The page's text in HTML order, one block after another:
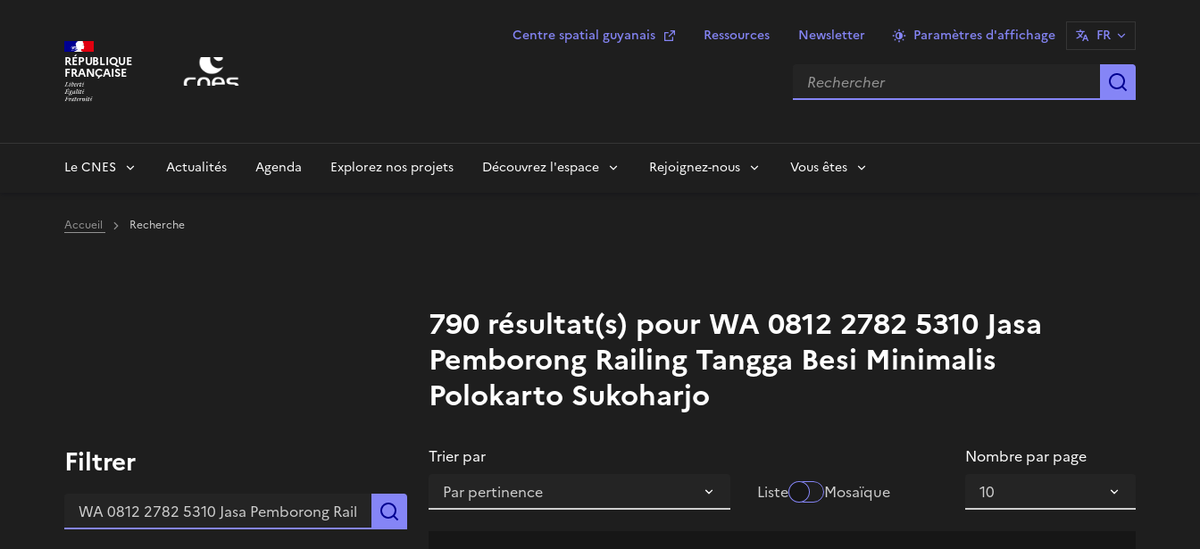
RÉPUBLIQUE
FRANÇAISE
Centre spatial guyanais Ressources Newsletter Paramètres d'affichage FR
Rechercher
Le CNES Actualités Agenda Explorez nos projets Découvrez l'espace Rejoignez-nous Vous êtes
Accueil Recherche
790 résultat(s) pour WA 0812 2782 5310 Jasa
Pemborong Railing Tangga Besi Minimalis
Polokarto Sukoharjo
Filtrer
Rechercher un contenu
Trier par
Liste
Mosaïque
Nombre par page